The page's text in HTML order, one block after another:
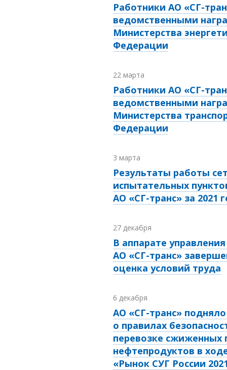
Работники АО «СГ-
ведомственными
Министерства
Федерации
22 марта
Работники АО «СГ-
ведомственными
Министерства
Федерации
3 марта
Результаты работы
испытательных
АО «СГ-транс» за 2021
27 декабря
В аппарате
АО «СГ-транс»
оценка условий труда
6 декабря
АО «СГ-транс»
о правилах
перевозке сжиженных
нефтепродуктов в
«Рынок СУГ России